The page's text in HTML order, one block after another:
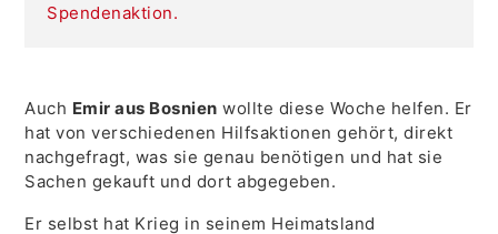
Spendenaktion.
Auch Emir aus Bosnien wollte diese Woche helfen. Er
hat von verschiedenen Hilfsaktionen gehört, direkt
nachgefragt, was sie genau benötigen und hat sie
Sachen gekauft und dort abgegeben.
Er selbst hat Krieg in seinem Heimatsland